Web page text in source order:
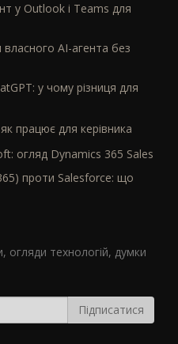
у Outlook і Teams для
AI-агента без
у чому різниця для
працює для керівника
огляд Dynamics 365 Sales
проти Salesforce: що
огляди технологій, думки